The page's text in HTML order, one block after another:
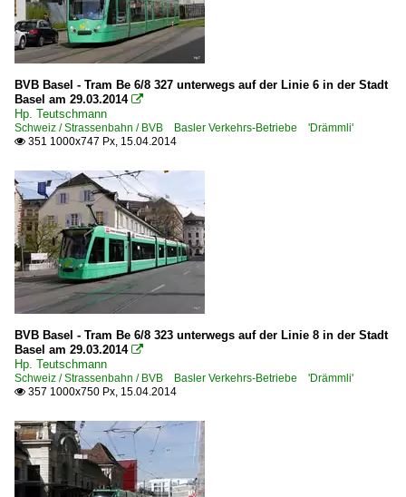
BVB Basel - Tram Be 6/8 327 unterwegs auf der Linie 6 in der Stadt
Basel am 29.03.2014 
Hp. Teutschmann
Schweiz / Strassenbahn / BVB Basler Verkehrs-Betriebe 'Drämmli'
 351 1000x747 Px, 15.04.2014
BVB Basel - Tram Be 6/8 323 unterwegs auf der Linie 8 in der Stadt
Basel am 29.03.2014 
Hp. Teutschmann
Schweiz / Strassenbahn / BVB Basler Verkehrs-Betriebe 'Drämmli'
 357 1000x750 Px, 15.04.2014